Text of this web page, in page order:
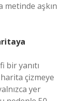
metinde aşkın
bir yanıtı
çizmeye
yer